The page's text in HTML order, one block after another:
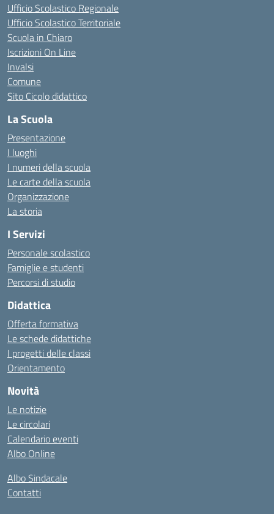
Ufficio Scolastico Regionale
Ufficio Scolastico Territoriale
Scuola in Chiaro
Iscrizioni On Line
Invalsi
Comune
Sito Cicolo didattico
La Scuola
Presentazione
I luoghi
I numeri della scuola
Le carte della scuola
Organizzazione
La storia
I Servizi
Personale scolastico
Famiglie e studenti
Percorsi di studio
Didattica
Offerta formativa
Le schede didattiche
I progetti delle classi
Orientamento
Novità
Le notizie
Le circolari
Calendario eventi
Albo Online
Albo Sindacale
Contatti